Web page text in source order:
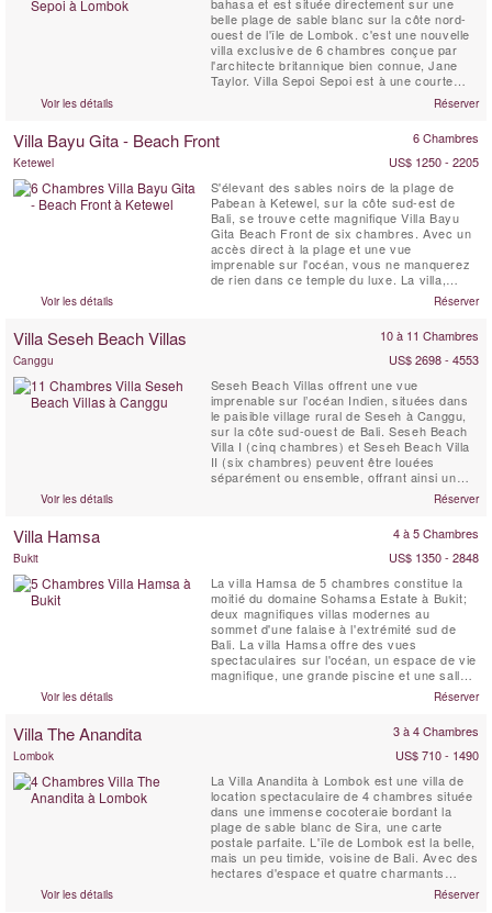
bahasa et est située directement sur une
belle plage de sable blanc sur la côte nord-
ouest de l'île de Lombok. c'est une nouvelle
villa exclusive de 6 chambres conçue par
l'architecte britannique bien connue, Jane
Taylor. Villa Sepoi Sepoi est à une courte
distance de vol de Bali, Perth et Singapour.
Voir les détails Réserver
Villa Bayu Gita - Beach Front 6 Chambres
Ketewel
US$ 1250 - 2205
S'élevant des sables noirs de la plage de
Pabean à Ketewel, sur la côte sud-est de
Bali, se trouve cette magnifique Villa Bayu
Gita Beach Front de six chambres. Avec un
accès direct à la plage et une vue
imprenable sur l'océan, vous ne manquerez
de rien dans ce temple du luxe. La villa,
composée d'une équipe professionnelle et
dévouée, dispose d'un fabuleux éventail
dispose d'un home cinéma ultramoderne,
Voir les détails Réserver
Villa Seseh Beach Villas 10 à 11 Chambres
Canggu
US$ 2698 - 4553
Seseh Beach Villas offrent une vue
imprenable sur l’océan Indien, situées dans
le paisible village rural de Seseh à Canggu,
sur la côte sud-ouest de Bali. Seseh Beach
Villa I (cinq chambres) et Seseh Beach Villa
II (six chambres) peuvent être louées
séparément ou ensemble, offrant ainsi un
total de 11 chambres pouvant accueillir
jusqu'à 20 adultes et 4 enfants. Notre équipe
formée pour vous offrir un service
Voir les détails Réserver
Villa Hamsa 4 à 5 Chambres
Bukit
US$ 1350 - 2848
La villa Hamsa de 5 chambres constitue la
moitié du domaine Sohamsa Estate à Bukit;
deux magnifiques villas modernes au
sommet d'une falaise à l'extrémité sud de
Bali. La villa Hamsa offre des vues
spectaculaires sur l'océan, un espace de vie
magnifique, une grande piscine et une salle
personnel, comprenant un chef qualifié et un
Hamsa est parfaite pour les clients
recherchant des vacances en ...
Voir les détails Réserver
Villa The Anandita 3 à 4 Chambres
Lombok
US$ 710 - 1490
La Villa Anandita à Lombok est une villa de
location spectaculaire de 4 chambres située
dans une immense cocoteraie bordant la
plage de sable blanc de Sira, une carte
postale parfaite. L'île de Lombok est la belle,
mais un peu timide, voisine de Bali. Avec des
hectares d'espace et quatre charmants
pavillons de chambres, la Villa Anandita est
idéale pour les familles ou les groupes
Voir les détails Réserver